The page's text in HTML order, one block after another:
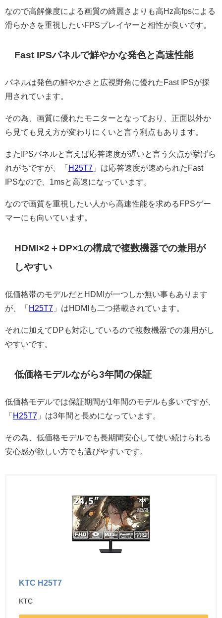
なので高解像度による画質の綺麗さよりも高Hz高fpsによる
滑らかさを重視したいFPSプレイヤーと相性が良いです。
Fast IPSパネルで鮮やかな発色と高速性能
パネルは発色の鮮やかさと広視野角に優れたFast IPSが採
用されています。
その為、画質に優れたモニターとなっており、正面以外か
ら見ても見え方が変わりにくいと言う利点もあります。
またIPSパネルと言えば応答速度が遅いと言う欠点が挙げら
れがちですが、「 H25T7 」は応答速度が速められたFast
IPSなので、1msと高速になっています。
なので画質を重視したい人から高速性能を求めるFPSゲー
マーにも向いています。
HDMI×2＋DP×1の構成で複数機器での兼用が
しやすい
低価格帯のモデルだとHDMIが一つしか無い事もあります
が、「 H25T7 」はHDMIも二つ搭載されています。
それに加えてDPも対応しているので複数機器での兼用がし
やすいです。
低価格モデルながら3年間の保証
低価格モデルでは保証期間が1年間のモデルも多いですが、
「 H25T7 」は3年間と長めになっています。
その為、低価格モデルでも長期間安心して使い続けられる
安心感が欲しい方でも選びやすいです。
KTC H25T7
KTC